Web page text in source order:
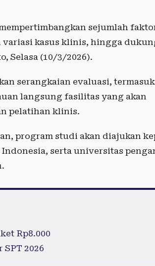
sejumlah
variasi kasus klinis, hingga
Selasa (10/3/2026).
serangkaian evaluasi, termasuk
langsung fasilitas yang akan
pelatihan klinis.
program studi akan diajukan
serta universitas
Rp8.000
2026